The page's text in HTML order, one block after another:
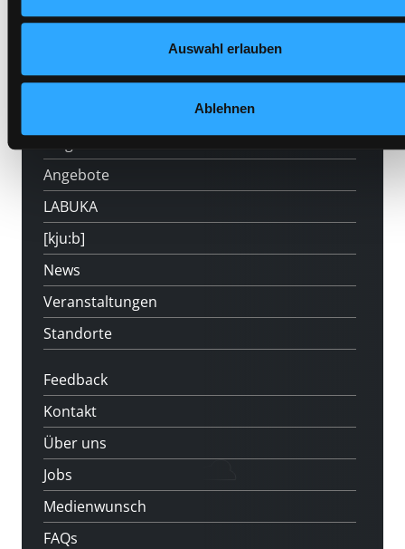
Auswahl erlauben
Ablehnen
Hotline (Mo-Fr 9 bis 17 Uhr): 0316 872-
Angebote
LABUKA
[kju:b]
News
Veranstaltungen
Standorte
Feedback
Kontakt
Über uns
Jobs
Medienwunsch
FAQs